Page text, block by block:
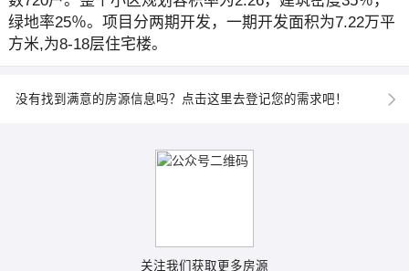
绿地率25％。项目分两期开发，一期开发面积为7.22万平
方米,为8-18层住宅楼。
没有找到满意的房源信息吗？点击这里去登记您的需求吧！
关注我们获取更多房源